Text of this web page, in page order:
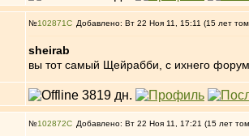
№102871 Добавлено: Вт 22 Ноя 11, 15:11 (15 лет
sheirab
вы тот самый Щейрабби, с ихнего
№102872 Добавлено: Вт 22 Ноя 11, 17:21 (15 лет